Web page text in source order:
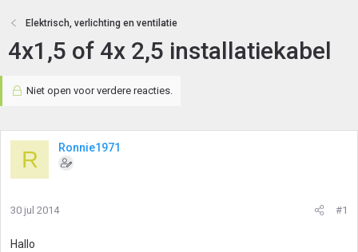
Elektrisch, verlichting en ventilatie
4x1,5 of 4x 2,5 installatiekabel
Niet open voor verdere reacties.
R Ronnie1971
30 jul 2014 #1
Hallo